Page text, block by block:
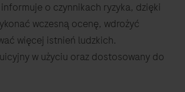
o czynnikach ryzyka, dzięki
wczesną ocenę, wdrożyć
więcej istnień ludzkich.
w użyciu oraz dostosowany do